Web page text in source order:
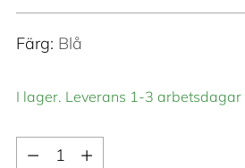
Färg: Blå
I lager. Leverans 1-3 arbetsdagar
Kvantitet
Kvantitet